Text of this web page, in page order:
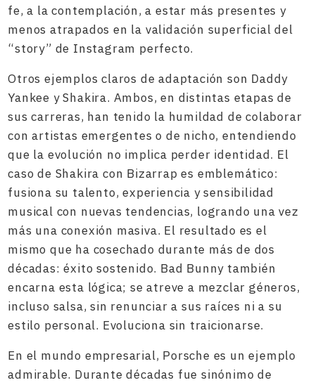
fe, a la contemplación, a estar más presentes y
menos atrapados en la validación superficial del
“story” de Instagram perfecto.
Otros ejemplos claros de adaptación son Daddy
Yankee y Shakira. Ambos, en distintas etapas de
sus carreras, han tenido la humildad de colaborar
con artistas emergentes o de nicho, entendiendo
que la evolución no implica perder identidad. El
caso de Shakira con Bizarrap es emblemático:
fusiona su talento, experiencia y sensibilidad
musical con nuevas tendencias, logrando una vez
más una conexión masiva. El resultado es el
mismo que ha cosechado durante más de dos
décadas: éxito sostenido. Bad Bunny también
encarna esta lógica; se atreve a mezclar géneros,
incluso salsa, sin renunciar a sus raíces ni a su
estilo personal. Evoluciona sin traicionarse.
En el mundo empresarial, Porsche es un ejemplo
admirable. Durante décadas fue sinónimo de